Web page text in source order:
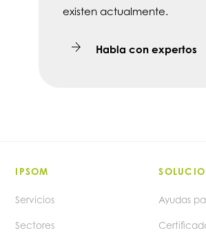
existen actualmente.
Habla con expertos
IPSOM
Servicios
Sectores
Ayudas